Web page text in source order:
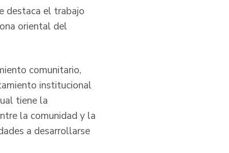
destaca el trabajo
oriental del
comunitario,
institucional
tiene la
la comunidad y la
a desarrollarse